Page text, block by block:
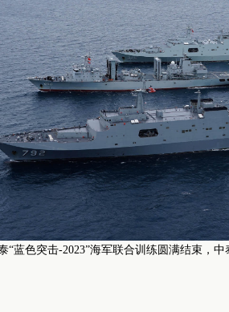
“蓝色突击-2023”海军联合训练圆满结束，